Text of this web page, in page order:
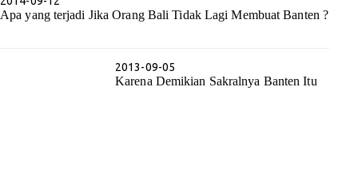
Apa yang terjadi Jika Orang Bali Tidak Lagi Membuat Banten ?
2013-09-05
Karena Demikian Sakralnya Banten Itu